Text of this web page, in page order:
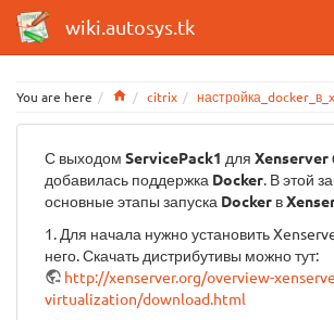
wiki.autosys.tk
You are here Homecitrix
С выходом ServicePack1 для Xenserver
добавилась поддержка Docker. В этой
основные этапы запуска Docker в
1. Для начала нужно установить
него. Скачать дистрибутивы можно тут:
http://xenserver.org/overview-
virtualization/download.html